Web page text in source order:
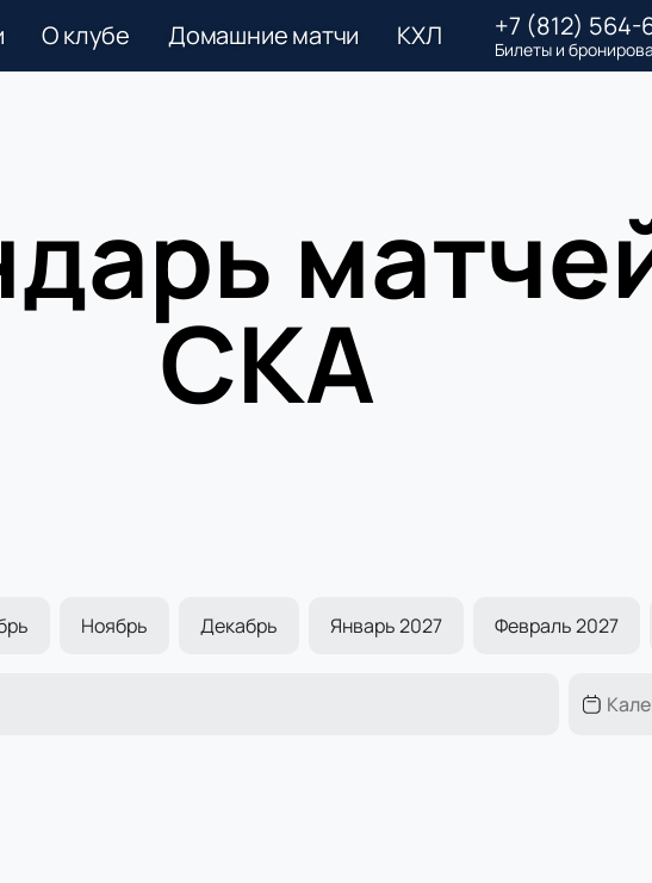
О клубе Домашние матчи КХЛ +7 (812) 564-
Билеты и
СКА
Ноябрь Декабрь Январь 2027 Февраль 2027